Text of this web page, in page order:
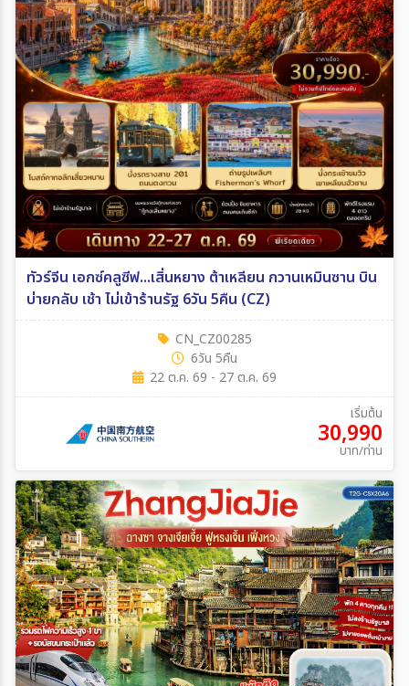
ทัวร์จีน เอกซ์คลูซีฟ...เสิ่นหยาง ต้าเหลียน กวานเหมินซาน บิน
บ่ายกลับ เช้า ไม่เข้าร้านรัฐ 6วัน 5คืน (CZ)
CN_CZ00285
6วัน 5คืน
22 ต.ค. 69 - 27 ต.ค. 69
เริ่มต้น
30,990
บาท/ท่าน